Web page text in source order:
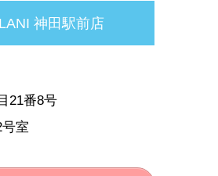
神田駅前店
21番8号
室